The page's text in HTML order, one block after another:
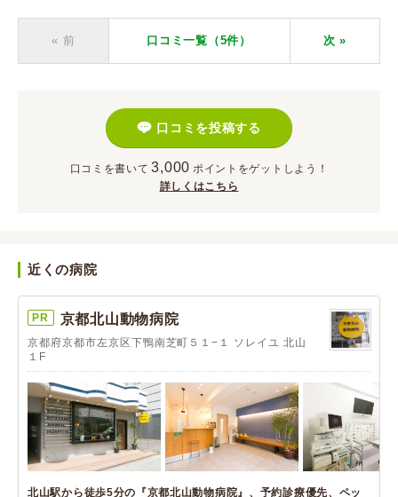
« 前 口コミ一覧（5件） 次 »
口コミを投稿する
口コミを書いて 3,000 ポイント をゲットしよう！
詳しくはこちら
近くの病院
PR 京都北山動物病院
京都府京都市左京区下鴨南芝町５１−１ ソレイユ 北山
１F
北山駅から徒歩5分の『京都北山動物病院』、予約診療優先、ペッ